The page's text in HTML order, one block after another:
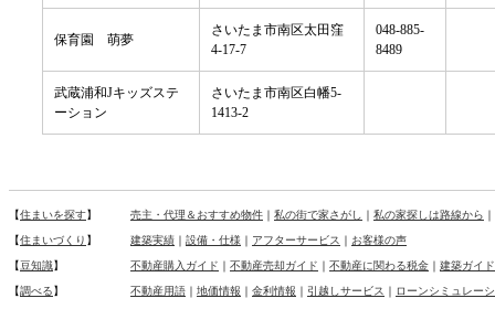
保育園 萌夢
さいたま市南区太田窪
4-17-7
048-885-
8489
武蔵浦和Jキッズステ
ーション
さいたま市南区白幡5-
1413-2
【住まいを探す】 売主・代理＆おすすめ物件 ｜ 私の街で家さがし ｜ 私の家探しは路線から
【住まいづくり 】 建築実績 ｜ 設備・仕様 ｜ アフターサービス ｜ お客様の声
【豆知識】 不動産購入ガイド ｜ 不動産売却ガイド ｜ 不動産に関わる税金 ｜ 建築ガイド
【調べる】 不動産用語 ｜ 地価情報 ｜ 金利情報 ｜ 引越しサービス ｜ ローンシミュレー